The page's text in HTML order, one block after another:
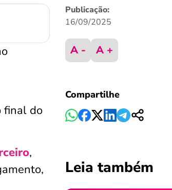
final do
,
Publicação:
16/09/2025
A - A +
Compartilhe
Leia também